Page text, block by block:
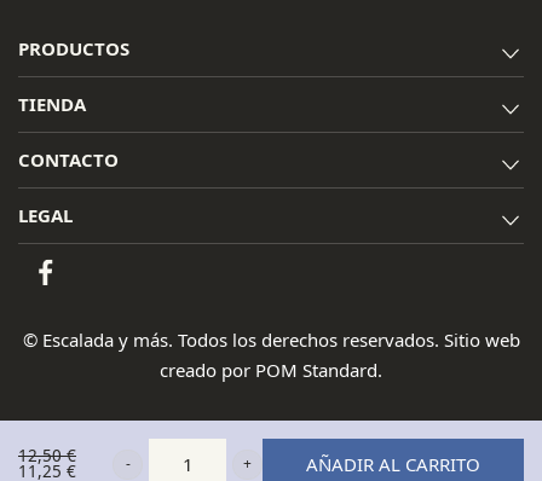
12,50€
El
11,25 € AÑADIR AL CARRITO
PRODUCTOS
TIENDA
CONTACTO
LEGAL
© Escalada y más. Todos los derechos reservados. Sitio web
creado por POM Standard.